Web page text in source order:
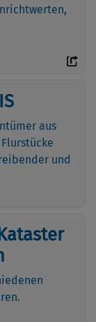
aus
und